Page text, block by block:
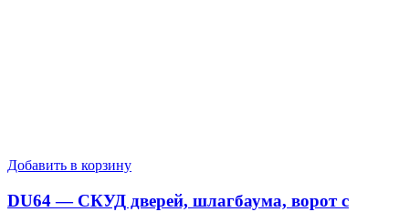
Добавить в корзину
DU64 — СКУД дверей, шлагбаума, ворот с